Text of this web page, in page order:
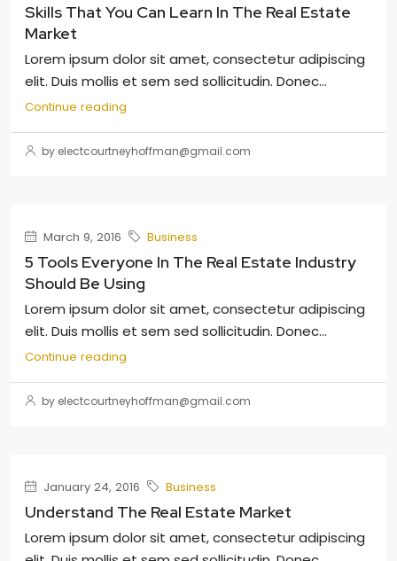
Skills That You Can Learn In The Real Estate
Market
Lorem ipsum dolor sit amet, consectetur adipiscing
elit. Duis mollis et sem sed sollicitudin. Donec...
Continue reading
by electcourtneyhoffman@gmail.com
March 9, 2016 Business
5 Tools Everyone In The Real Estate Industry
Should Be Using
Lorem ipsum dolor sit amet, consectetur adipiscing
elit. Duis mollis et sem sed sollicitudin. Donec...
Continue reading
by electcourtneyhoffman@gmail.com
January 24, 2016 Business
Understand The Real Estate Market
Lorem ipsum dolor sit amet, consectetur adipiscing